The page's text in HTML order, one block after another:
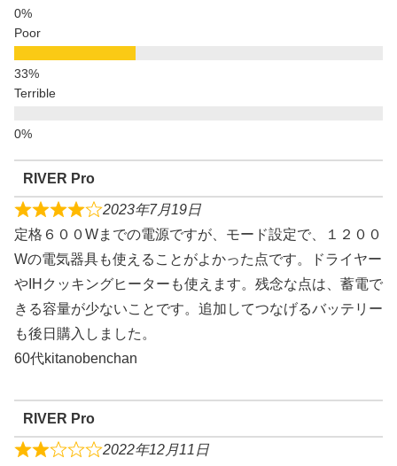
Poor
Terrible
RIVER Pro
2023年7月19日
定格６００Wまでの電源ですが、モード設定で、１２００
Wの電気器具も使えることがよかった点です。ドライヤー
やIHクッキングヒーターも使えます。残念な点は、蓄電で
きる容量が少ないことです。追加してつなげるバッテリー
も後日購入しました。
60代kitanobenchan
RIVER Pro
2022年12月11日